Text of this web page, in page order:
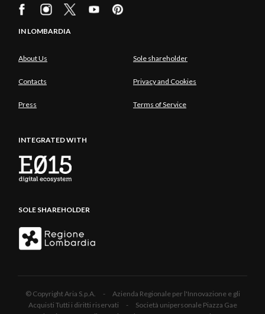
IN LOMBARDIA
About Us Sole shareholder
Contacts Privacy and Cookies
Press Terms of Service
INTEGRATED WITH
SOLE SHAREHOLDER
© Copyright Aria S.p.A. - Azienda Regionale per l'Innovazione e gli
Acquisti Tutti i diritti riservati - Società unipersonale Piazza Gae